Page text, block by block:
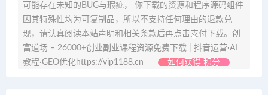
可能存在未知的BUG与瑕疵， 你下载的资源和程序源码组件
因其特殊性均为可复制品，所以不支持任何理由的退款兑
现，请认真阅读本站声明和相关条款后再点击支付下载。创
富道场 – 26000+创业副业课程资源免费下载 | 抖音运营·AI
教程·GEO优化https://vip1188.cn
如何获得 积分